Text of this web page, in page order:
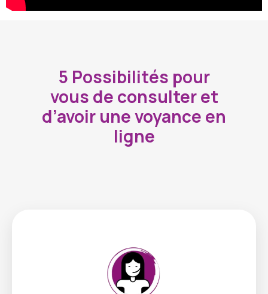
5 Possibilités pour
vous de consulter et
d’avoir une voyance en
ligne